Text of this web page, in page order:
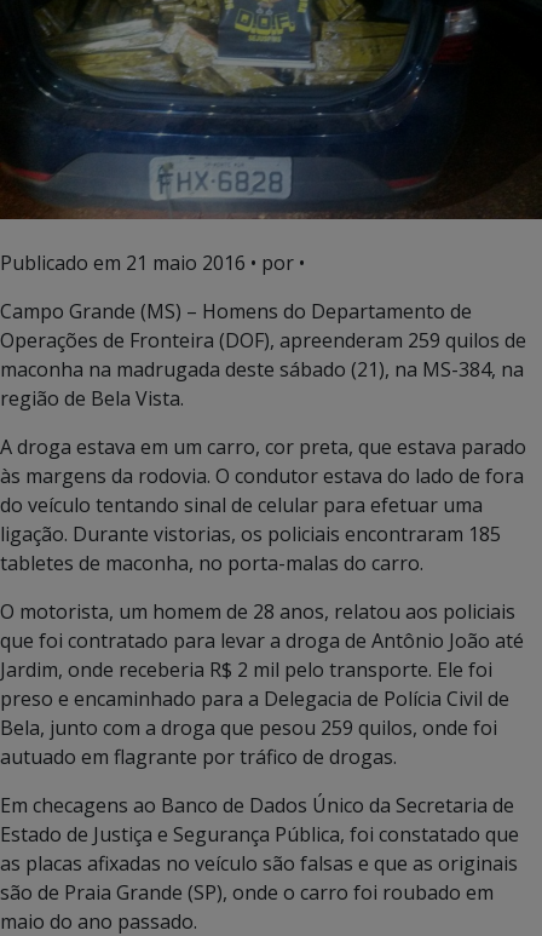
Publicado em 21 maio 2016 • por •
Campo Grande (MS) – Homens do Departamento de
Operações de Fronteira (DOF), apreenderam 259 quilos de
maconha na madrugada deste sábado (21), na MS-384, na
região de Bela Vista.
A droga estava em um carro, cor preta, que estava parado
às margens da rodovia. O condutor estava do lado de fora
do veículo tentando sinal de celular para efetuar uma
ligação. Durante vistorias, os policiais encontraram 185
tabletes de maconha, no porta-malas do carro.
O motorista, um homem de 28 anos, relatou aos policiais
que foi contratado para levar a droga de Antônio João até
Jardim, onde receberia R$ 2 mil pelo transporte. Ele foi
preso e encaminhado para a Delegacia de Polícia Civil de
Bela, junto com a droga que pesou 259 quilos, onde foi
autuado em flagrante por tráfico de drogas.
Em checagens ao Banco de Dados Único da Secretaria de
Estado de Justiça e Segurança Pública, foi constatado que
as placas afixadas no veículo são falsas e que as originais
são de Praia Grande (SP), onde o carro foi roubado em
maio do ano passado.